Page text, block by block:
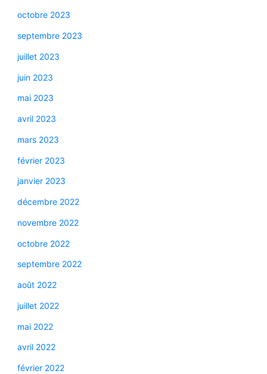
octobre 2023
septembre 2023
juillet 2023
juin 2023
mai 2023
avril 2023
mars 2023
février 2023
janvier 2023
décembre 2022
novembre 2022
octobre 2022
septembre 2022
août 2022
juillet 2022
mai 2022
avril 2022
février 2022